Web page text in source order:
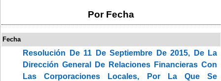
Por Fecha
Fecha
Resolución De 11 De Septiembre De 2015, De La
Dirección General De Relaciones Financieras Con
Las Corporaciones Locales, Por La Que Se